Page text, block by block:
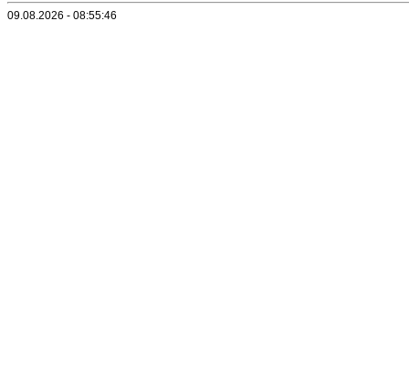
09.08.2026 - 08:55:46